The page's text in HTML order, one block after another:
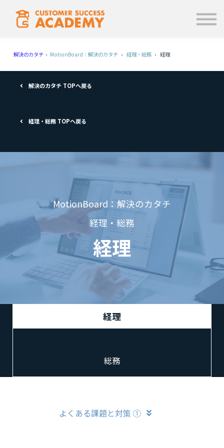
学ぶ
使い方
ログイン
解決のカタチ › MotionBoard：解決のカタチ › 経理・総務 › 経理
解決のカタチ TOPへ戻る
経理・総務 TOPへ戻る
MotionBoard：解決のカタチ
経理・総務
経理
経理
総務
よくある課題と対策 ①